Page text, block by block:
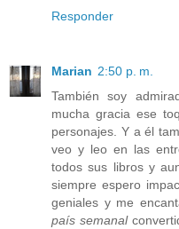
Responder
Marian 2:50 p. m.
También soy
mucha gracia ese
personajes. Y a él
veo y leo en las
todos sus libros y
siempre espero
geniales y me
país semanal